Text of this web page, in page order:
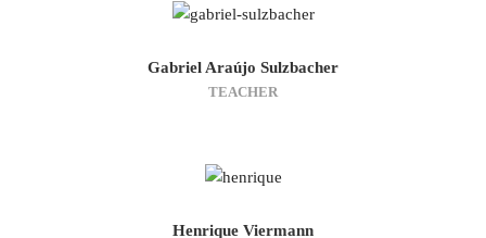
Gabriel Araújo Sulzbacher
TEACHER
Henrique Viermann